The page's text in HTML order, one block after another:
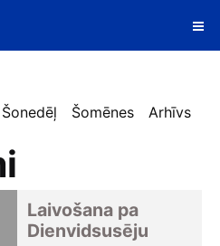
Šonedēļ Šomēnes Arhīvs
Laivošana pa
Dienvidsusēju